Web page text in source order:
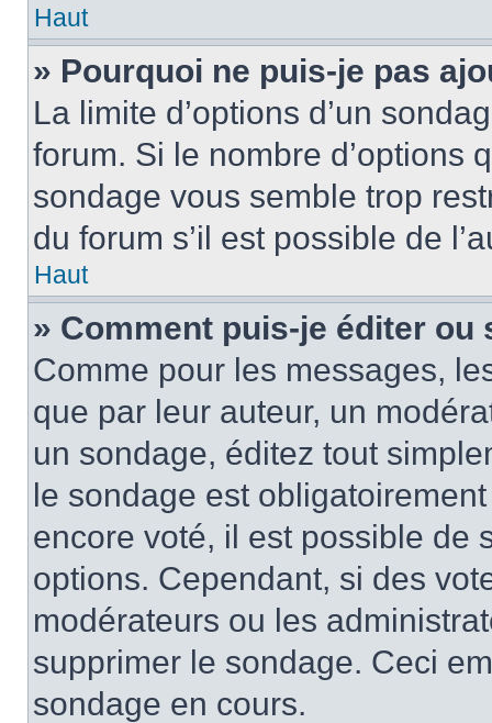
Haut
» Pourquoi ne puis-je pas
La limite d’options d’un
forum. Si le nombre d’options
sondage vous semble trop
du forum s’il est possible de
Haut
» Comment puis-je éditer ou
Comme pour les messages,
que par leur auteur, un
un sondage, éditez tout
le sondage est
encore voté, il est possible de
options. Cependant, si des
modérateurs ou les
supprimer le sondage. Ceci
sondage en cours.